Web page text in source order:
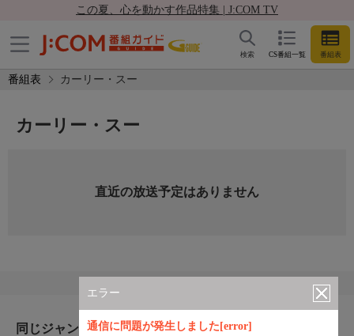
この夏、心を動かす作品特集 | J:COM TV
CS番組一覧 番組表
検索
番組表 カーリー・スー
エラー
通信に問題が発生しました[error]
カーリー・スー
直近の放送予定はありません
同じジャンルのおすすめ番組